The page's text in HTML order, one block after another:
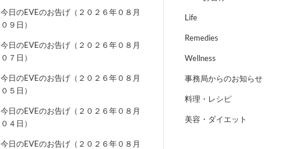
今日のEVEのお告げ（２０２６年０８月
０９日）
今日のEVEのお告げ（２０２６年０８月
０７日）
今日のEVEのお告げ（２０２６年０８月
０５日）
今日のEVEのお告げ（２０２６年０８月
０４日）
今日のEVEのお告げ（２０２６年０８月
Life
Remedies
Wellness
事務局からのお知らせ
料理・レシピ
美容・ダイエット